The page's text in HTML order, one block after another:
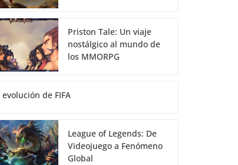
Priston Tale: Un viaje
nostálgico al mundo de
los MMORPG
evolución de FIFA
League of Legends: De
Videojuego a Fenómeno
Global